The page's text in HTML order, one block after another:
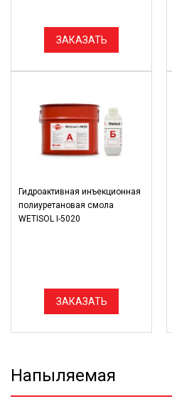
ЗАКАЗАТЬ
Гидроактивная инъекционная
полиуретановая смола
WETISOL I-5020
ЗАКАЗАТЬ
Напыляемая